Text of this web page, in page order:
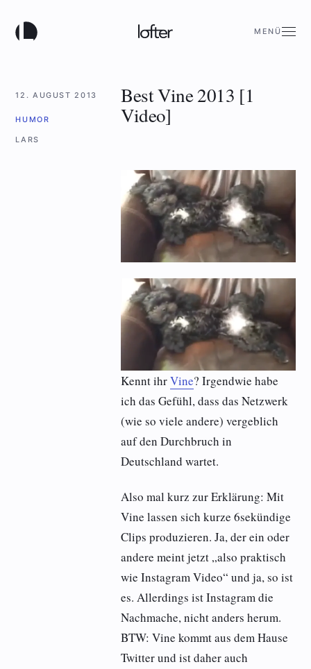
MENÜ
12. AUGUST 2013
HUMOR
LARS
Best Vine 2013 [1
Video]
Kennt ihrVine? Irgendwie habe
ich das Gefühl, dass das Netzwerk
(wie so viele andere) vergeblich
auf den Durchbruch in
Deutschland wartet.
Also mal kurz zur Erklärung: Mit
Vine lassen sich kurze 6sekündige
Clips produzieren. Ja, der ein oder
andere meint jetzt „also praktisch
wie Instagram Video“ und ja, so ist
es. Allerdings ist Instagram die
Nachmache, nicht anders herum.
BTW: Vine kommt aus dem Hause
Twitter und ist daher auch